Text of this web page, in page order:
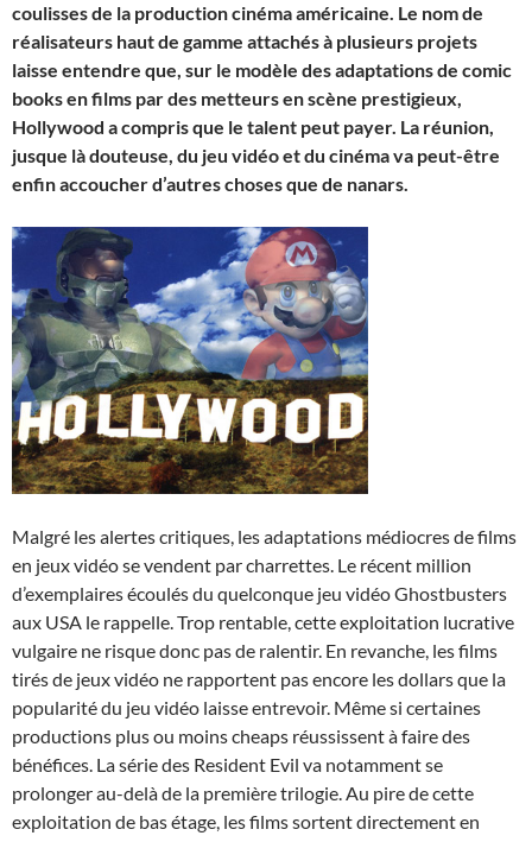
coulisses de la production cinéma américaine. Le nom de
réalisateurs haut de gamme attachés à plusieurs projets
laisse entendre que, sur le modèle des adaptations de comic
books en films par des metteurs en scène prestigieux,
Hollywood a compris que le talent peut payer. La réunion,
jusque là douteuse, du jeu vidéo et du cinéma va peut-être
enfin accoucher d’autres choses que de nanars.
Malgré les alertes critiques, les adaptations médiocres de films
en jeux vidéo se vendent par charrettes. Le récent million
d’exemplaires écoulés du quelconque jeu vidéo Ghostbusters
aux USA le rappelle. Trop rentable, cette exploitation lucrative
vulgaire ne risque donc pas de ralentir. En revanche, les films
tirés de jeux vidéo ne rapportent pas encore les dollars que la
popularité du jeu vidéo laisse entrevoir. Même si certaines
productions plus ou moins cheaps réussissent à faire des
bénéfices. La série des Resident Evil va notamment se
prolonger au-delà de la première trilogie. Au pire de cette
exploitation de bas étage, les films sortent directement en